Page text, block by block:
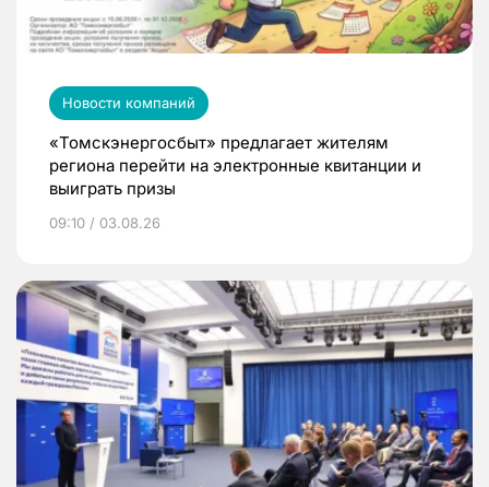
Новости компаний
«Томскэнергосбыт» предлагает жителям
региона перейти на электронные квитанции и
выиграть призы
09:10 / 03.08.26